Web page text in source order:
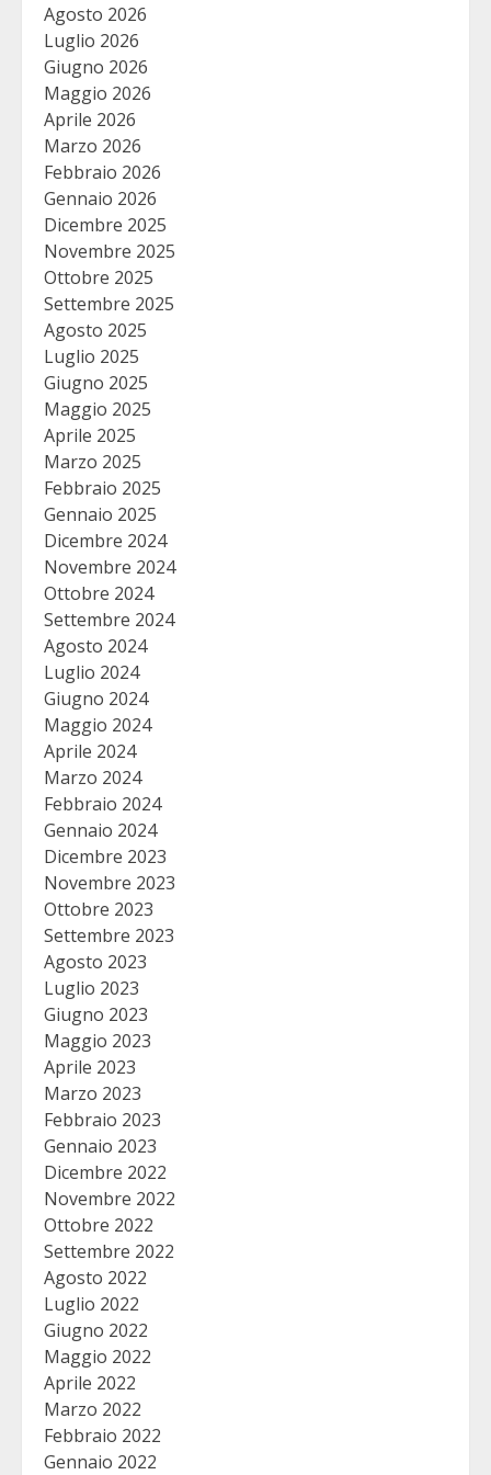
Agosto 2026
Luglio 2026
Giugno 2026
Maggio 2026
Aprile 2026
Marzo 2026
Febbraio 2026
Gennaio 2026
Dicembre 2025
Novembre 2025
Ottobre 2025
Settembre 2025
Agosto 2025
Luglio 2025
Giugno 2025
Maggio 2025
Aprile 2025
Marzo 2025
Febbraio 2025
Gennaio 2025
Dicembre 2024
Novembre 2024
Ottobre 2024
Settembre 2024
Agosto 2024
Luglio 2024
Giugno 2024
Maggio 2024
Aprile 2024
Marzo 2024
Febbraio 2024
Gennaio 2024
Dicembre 2023
Novembre 2023
Ottobre 2023
Settembre 2023
Agosto 2023
Luglio 2023
Giugno 2023
Maggio 2023
Aprile 2023
Marzo 2023
Febbraio 2023
Gennaio 2023
Dicembre 2022
Novembre 2022
Ottobre 2022
Settembre 2022
Agosto 2022
Luglio 2022
Giugno 2022
Maggio 2022
Aprile 2022
Marzo 2022
Febbraio 2022
Gennaio 2022